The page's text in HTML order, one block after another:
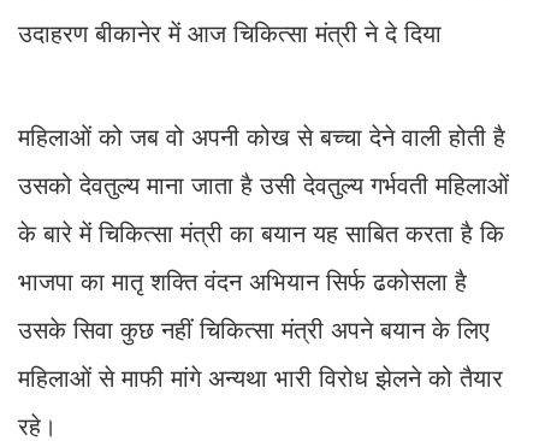
उदाहरण बीकानेर में आज चिकित्सा मंत्री ने दे दिया
महिलाओं को जब वो अपनी कोख से बच्चा देने वाली होती है
उसको देवतुल्य माना जाता है उसी देवतुल्य गर्भवती महिलाओं
के बारे में चिकित्सा मंत्री का बयान यह साबित करता है कि
भाजपा का मातृ शक्ति वंदन अभियान सिर्फ ढकोसला है
उसके सिवा कुछ नहीं चिकित्सा मंत्री अपने बयान के लिए
महिलाओं से माफी मांगे अन्यथा भारी विरोध झेलने को तैयार
रहे।